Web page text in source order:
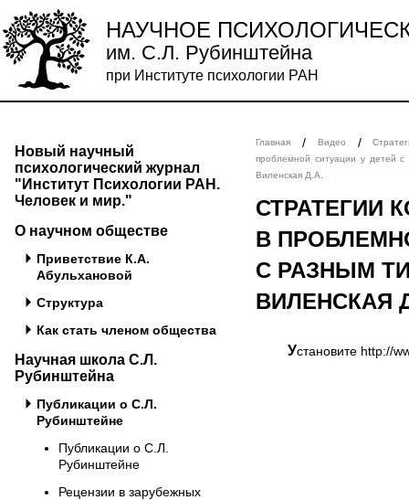
НАУЧНОЕ
им. С.Л. Рубинштейна
при Институте психологии РАН
Новый научный
психологический журнал
"Институт Психологии РАН.
Человек и мир."
О научном обществе
Приветствие К.А.
Абульхановой
Структура
Как стать членом общества
Научная школа С.Л.
Рубинштейна
Публикации о С.Л.
Рубинштейне
Публикации о С.Л.
Рубинштейне
Рецензии в зарубежных
Главная / Видео /
проблемной ситуации у детей
Виленская Д.А.
СТРАТЕГИИ
В
С РАЗНЫМ
ВИЛЕНСКАЯ
Установите http://